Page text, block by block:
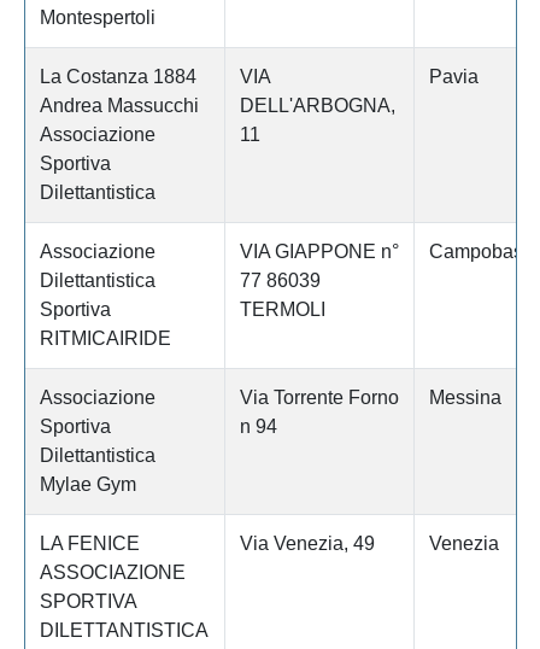
Montespertoli
La Costanza 1884
Andrea Massucchi
Associazione
Sportiva
Dilettantistica
VIA
DELL'ARBOGNA,
11
Pavia
Associazione
Dilettantistica
Sportiva
RITMICAIRIDE
VIA GIAPPONE n°
77 86039
TERMOLI
Associazione
Sportiva
Dilettantistica
Mylae Gym
Via Torrente Forno
n 94
Messina
LA FENICE
ASSOCIAZIONE
SPORTIVA
DILETTANTISTICA
Via Venezia, 49 Venezia